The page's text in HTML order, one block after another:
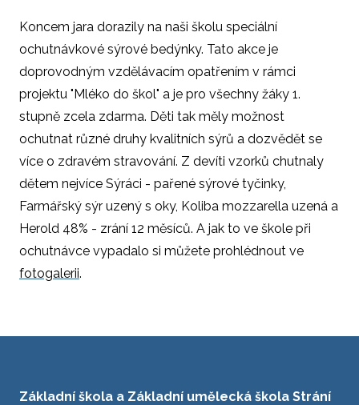
Koncem jara dorazily na naši školu speciální
ochutnávkové sýrové bedýnky. Tato akce je
doprovodným vzdělávacím opatřením v rámci
projektu "Mléko do škol" a je pro všechny žáky 1.
stupně zcela zdarma. Děti tak měly možnost
ochutnat různé druhy kvalitních sýrů a dozvědět se
více o zdravém stravování. Z devíti vzorků chutnaly
dětem nejvíce Sýráci - pařené sýrové tyčinky,
Farmářský sýr uzený s oky, Koliba mozzarella uzená a
Herold 48% - zrání 12 měsíců. A jak to ve škole při
ochutnávce vypadalo si můžete prohlédnout ve
fotogalerii.
Základní škola a Základní umělecká škola Strání